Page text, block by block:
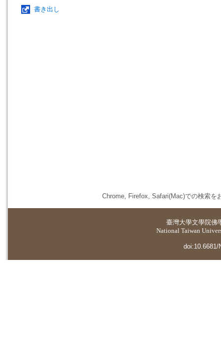
書き出し
Chrome, Firefox, Safari(Mac)での検索を
臺灣大學文學院佛
National Taiwan
doi:10.6681/